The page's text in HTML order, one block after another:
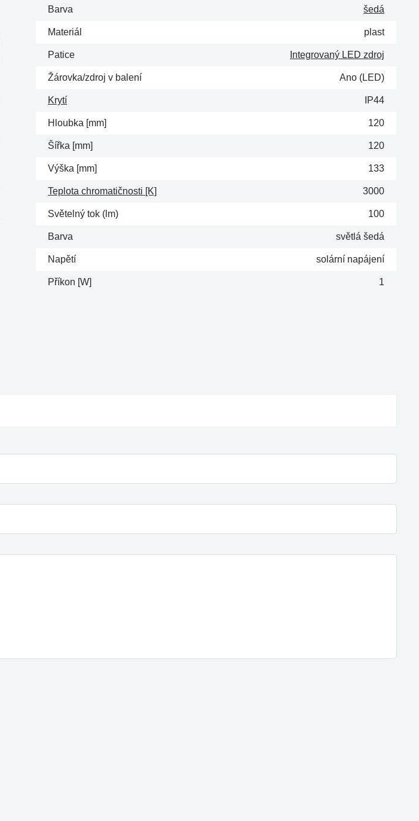
Barva šedá
Materiál plast
Patice Integrovaný LED zdroj
Žárovka/zdroj v balení Ano (LED)
Krytí IP44
Hloubka [mm] 120
Šířka [mm] 120
Výška [mm] 133
Teplota chromatičnosti [K] 3000
Světelný tok (lm) 100
Barva světlá šedá
Napětí solární napájení
Příkon [W] 1